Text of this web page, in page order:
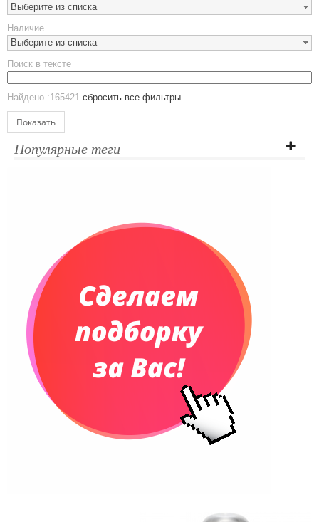
Предметы сервировки
Стаканы
Эко кружки
ЕВРОПОСУДА
Аксессуары
Ежедневники и блокноты
Датированные ежедневники
Планинги недатированные
Телефонные книжки
Сумки и Рюкзаки
Сумки для планшетов и ноутбуков
Рюкзаки
Конференц-сумки
Сумки для покупок промо
Несессеры и косметички
Сумки дорожные
Выберите из списка
Наличие
Выберите из списка
Поиск в тексте
Найдено :165421 сбросить все фильтры
Показать
Популярные теги